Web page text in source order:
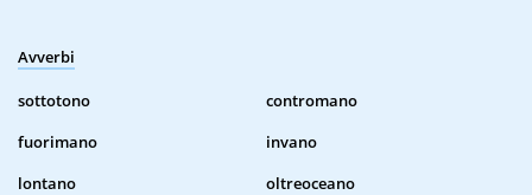
Avverbi
sottotono
contromano
fuorimano
invano
lontano
oltreoceano